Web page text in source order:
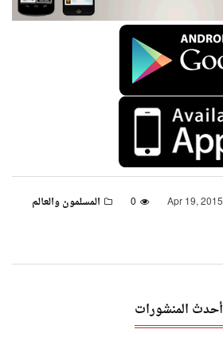
0 المسلمون والعالم
أحدث المنشورات